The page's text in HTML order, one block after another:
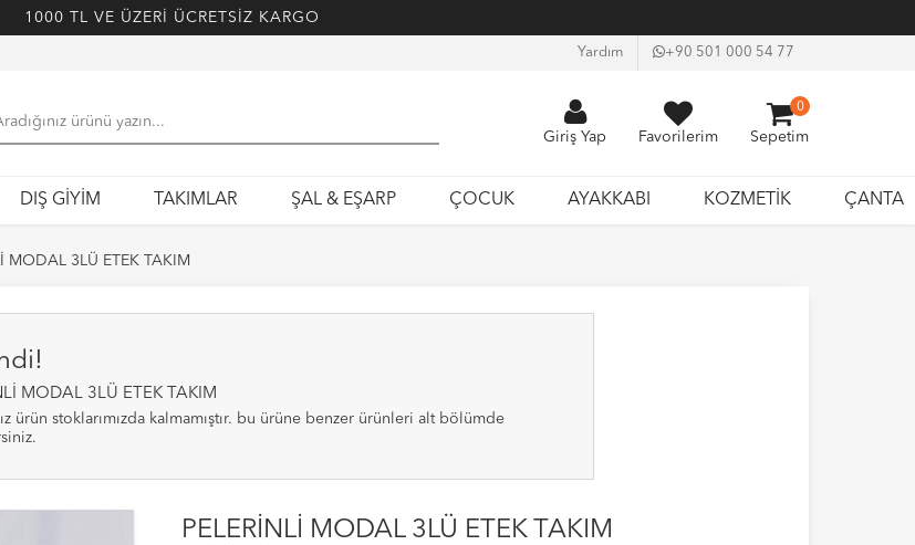
1000 TL VE ÜZERİ ÜCRETSİZ KARGO
Yardım +90 501 000 54 77
Giriş Yap Favorilerim Sepetim
0
DIŞ GİYİM TAKIMLAR ŞAL & EŞARP ÇOCUK AYAKKABI KOZMETİK ÇANTA
MODAL 3LÜ ETEK TAKIM
MODAL 3LÜ ETEK TAKIM
PELERİNLİ MODAL 3LÜ ETEK TAKIM